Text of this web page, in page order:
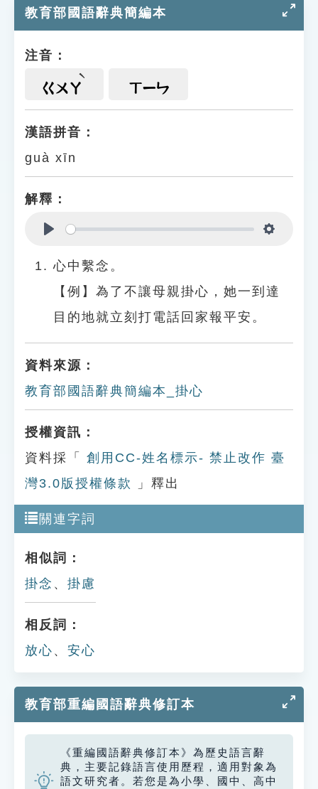
單字索引
遊戲專區
貓頭鷹博士
教育部國語辭典簡編本
注音：
ㄍㄨㄚ ㄒㄧㄣ
漢語拼音：
guà xīn
解釋：
心中繫念。
【例】為了不讓母親掛心，她一到達
目的地就立刻打電話回家報平安。
資料來源：
教育部國語辭典簡編本_掛心
授權資訊：
資料採「
創用CC-姓名標示- 禁止改作 臺
灣3.0版授權條款
」釋出
關連字詞
相似詞：
掛念 、 掛慮
相反詞：
放心 、 安心
教育部重編國語辭典修訂本
《重編國語辭典修訂本》為歷史語言辭
典，主要記錄語言使用歷程，適用對象為
語文研究者。若您是為小學、國中、高中